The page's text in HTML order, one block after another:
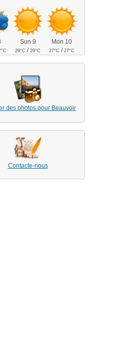
Sun 9
29°C /29°C
Mon 10
27°C /27°C
des photos pour Beauvoir
Contacte-nous